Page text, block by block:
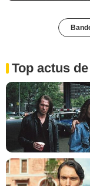
Top actus